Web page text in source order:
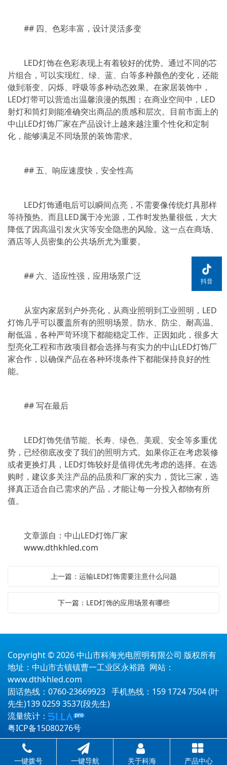
## 四、色彩丰富，设计灵活多变
LED灯饰在色彩表现上有着较好的优势。通过不同的芯
片组合，可以实现红、绿、蓝、白等多种颜色的变化，还能
做到渐变、闪烁、呼吸等多种动态效果。在家居装饰中，
LED灯带可以营造出温馨浪漫的氛围；在商业空间中，LED
射灯和筒灯则能准确突出商品的质感和层次。目前市面上的
中山LED灯饰厂家在产品设计上越来越注重个性化和定制
化，能够满足不同场景的装饰需求。
## 五、响应速度快，安全性高
LED灯饰通电后可以瞬间点亮，不需要像传统灯具那样
等待预热。而且LED属于冷光源，工作时发热量很低，大大
降低了因高温引发火灾等安全隐患的风险。这一点在商场、
酒店等人员密集的公共场所尤为重要。
## 六、适应性强，应用场景广泛
从室内家居到户外亮化，从商业照明到工业照明，LED
灯饰几乎可以覆盖所有的照明场景。防水、防尘、耐高温、
耐低温，各种严苛环境下都能稳定工作。正因如此，很多大
型亮化工程和市政项目都会选择与有实力的中山LED灯饰厂
家合作，以确保产品在各种环境条件下都能保持良好的性
能。
## 写在最后
LED灯饰凭借节能、长寿、绿色、美观、安全等多重优
势，已经彻底改变了我们的照明方式。如果你正在考虑装修
或者更换灯具，LED灯饰较好是值得优先考虑的选择。在选
购时，建议多关注产品的品质和厂家的实力，货比三家，选
择真正适合自己需求的产品，才能让每一分投入都物有所
值。
文章源自：中山LED灯饰厂家
www.dthkhled.com
上一篇：运输LED灯饰需要注意什么问题
下一篇：LED灯饰的应用场景有哪些
Copyright © 2026 中山市科海光电照明有限公司 版权所有
地址：中山市古镇镇曹一工业区永裕路 网站：
www.dthkhled.com
固话热线：0760-23669923 手机热线：159 1724 7504 (叶
先生)139 0259 3537(段先生)
流量统计：
粤ICP备15080276号
一键拨号 一键导航 关于科海 产品中心
抖音